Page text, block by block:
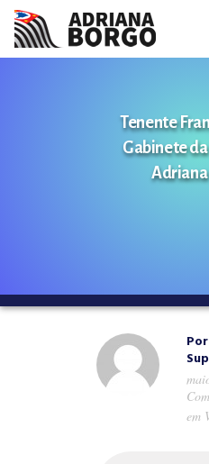
CONHEÇA A ADRIANA
Tenente
Gabinete
Por
em